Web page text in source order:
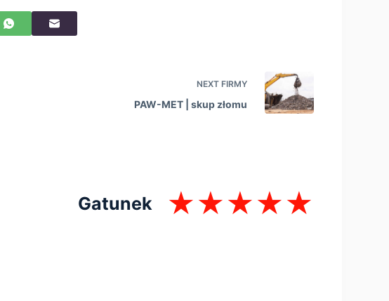
NEXT FIRMY
PAW-MET | skup złomu
Gatunek